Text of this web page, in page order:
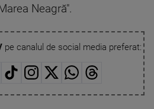
Neagră".
pe canalul de social media preferat: